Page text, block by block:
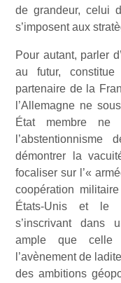
de grandeur, celui
s’imposent aux
Pour autant, parler
au futur,
partenaire de la
l’Allemagne ne
État membre ne
démontrer la
focaliser sur l’«
coopération
États-Unis et le
s’inscrivant dans
ample que celle
l’avènement de
des ambitions